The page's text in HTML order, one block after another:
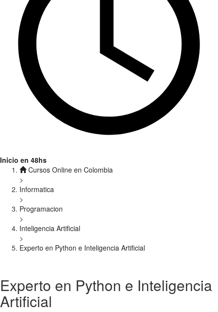
Inicio en 48hs
Cursos Online en Colombia
>
Informatica
>
Programacion
>
Inteligencia Artificial
>
Experto en Python e Inteligencia Artificial
Experto en Python e Inteligencia
Artificial